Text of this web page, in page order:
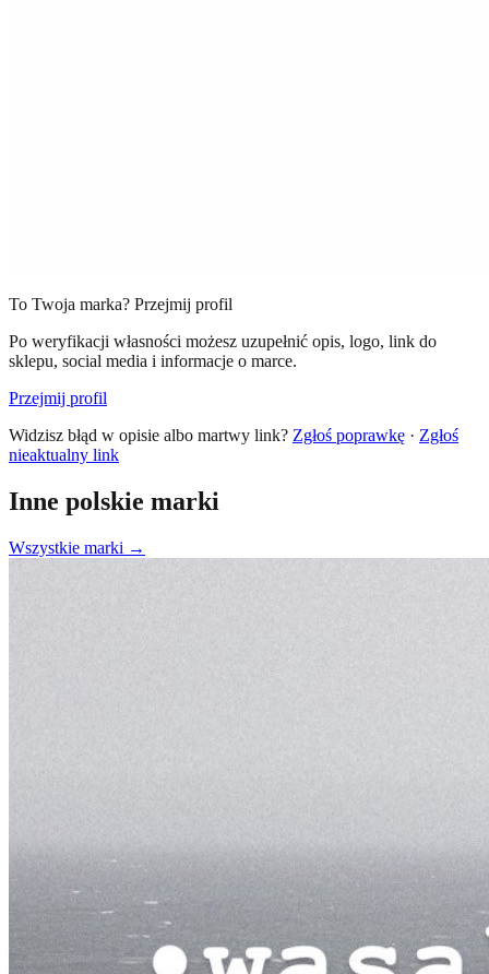
To Twoja marka? Przejmij profil
Po weryfikacji własności możesz uzupełnić opis, logo, link do
sklepu, social media i informacje o marce.
Przejmij profil
Widzisz błąd w opisie albo martwy link? Zgłoś poprawkę · Zgłoś
nieaktualny link
Inne polskie marki
Wszystkie marki →